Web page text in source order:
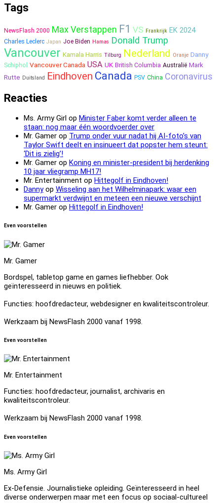
Tags
NewsFlash 2000 Max Verstappen F1 VS Frankrijk EK 2024
Charles Leclerc Japan Joe Biden Hamas Donald Trump
Vancouver Kamala Harris Tilburg Nederland Oranje Danny
Schiphol Vancouver Canada USA UK British Columbia Australië Mark
Rutte Duitsland Eindhoven Canada PSV China Coronavirus
Reacties
Ms. Army Girl op Minister Faber komt verder alleen te
staan: nog maar één woordvoerder over
Mr. Gamer op Trump onder vuur nadat hij AI-foto’s van
Taylor Swift deelt en insinueert dat popster hem steunt:
‘Dit is zielig’!
Mr. Gamer op Koning en minister-president bij herdenking
10 jaar vliegramp MH17!
Mr. Entertainment op Hittegolf in Eindhoven!
Dannyop Wisseling aan het Wilhelminapark: waar een
supermarkt verdwijnt en meteen een nieuwe verschijnt
Mr. Gamer op Hittegolf in Eindhoven!
Even voorstellen
Mr. Gamer
Bordspel, tabletop game en games liefhebber. Ook
geïnteresseerd in nieuws en politiek.
Functies: hoofdredacteur, webdesigner en kwaliteitscontroleur.
Werkzaam bij NewsFlash 2000 vanaf 1998.
Even voorstellen
Mr. Entertainment
Functies: hoofdredacteur, journalist, archivaris en
kwaliteitscontroleur.
Werkzaam bij NewsFlash 2000 vanaf 1998.
Even voorstellen
Ms. Army Girl
Ex-Defensie. Journalistieke opleiding. Geïnteresseerd in heel
diverse onderwerpen maar met een focus op sociaal-cultureel